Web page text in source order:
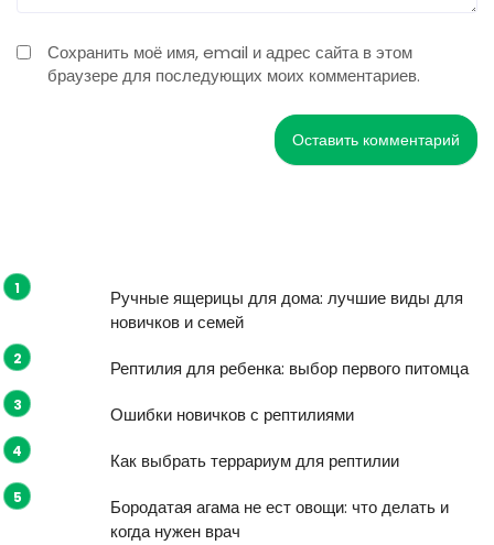
Сохранить моё имя, email и адрес сайта в этом
браузере для последующих моих комментариев.
Ручные ящерицы для дома: лучшие виды для
новичков и семей
Рептилия для ребенка: выбор первого питомца
Ошибки новичков с рептилиями
Как выбрать террариум для рептилии
Бородатая агама не ест овощи: что делать и
когда нужен врач